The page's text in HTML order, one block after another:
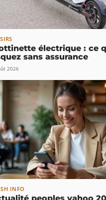
électrique : ce
sans assurance
2026
INFO
peoples yahoo